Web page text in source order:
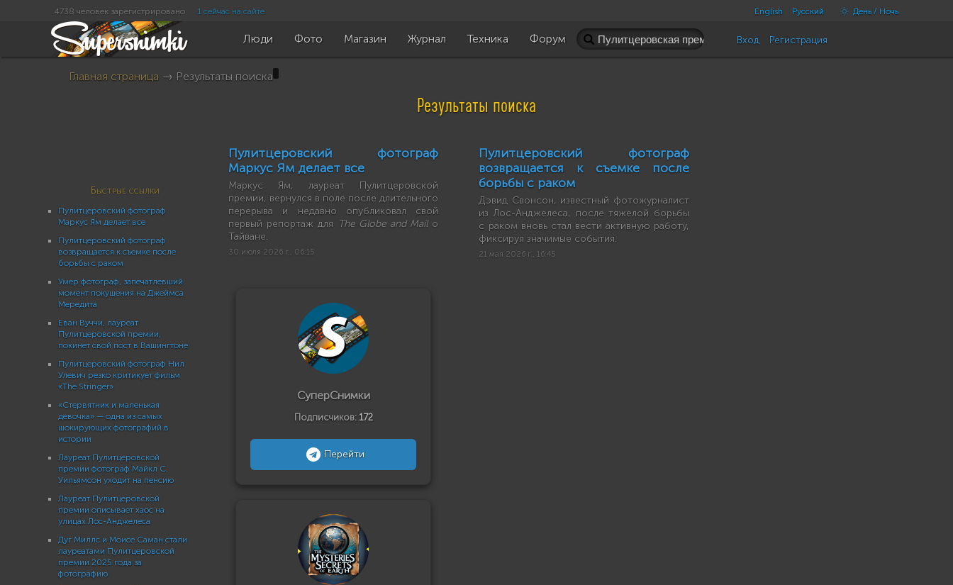
English Русский День / Ночь
4738 человек зарегистрировано 1 сейчас на сайте
Люди Фото Магазин Журнал Техника Форум Вход Регистрация
Главная страница → Результаты поиска
Результаты поиска
Быстрые ссылки
Пулитцеровский фотограф
Маркус Ям делает все
Пулитцеровский фотограф
возвращается к съемке после
борьбы с раком
Умер фотограф, запечатлевший
момент покушения на Джеймса
Мередита
Еван Вуччи, лауреат
Пулитцеровской премии,
покинет свой пост в Вашингтоне
Пулитцеровский фотограф Нил
Улевич резко критикует фильм
«The Stringer»
«Стервятник и маленькая
девочка» — одна из самых
шокирующих фотографий в
истории
Лауреат Пулитцеровской
премии фотограф Майкл С.
Уильямсон уходит на пенсию
Лауреат Пулитцеровской
премии описывает хаос на
улицах Лос-Анджелеса
Дуг Миллс и Моисе Саман стали
лауреатами Пулитцеровской
премии 2025 года за
фотографию
Пулитцеровский фотограф
Маркус Ям делает все
Маркус Ям, лауреат Пулитцеровской
премии, вернулся в поле после длительного
перерыва и недавно опубликовал свой
первый репортаж для The Globe and Mailо
Тайване.
30 июля 2026 г., 06:15
СуперСнимки
Подписчиков: 172
Перейти
Пулитцеровский фотограф
возвращается к съемке после
борьбы с раком
Дэвид Свонсон, известный фотожурналист
из Лос-Анджелеса, после тяжелой борьбы
с раком вновь стал вести активную работу,
фиксируя значимые события.
21 мая 2026 г., 16:45